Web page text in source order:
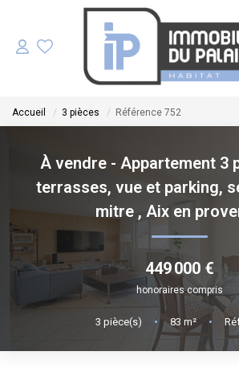
ACHETER
LOUER
ESTIMER
NOS AGENCES
NOTRE ÉQUIPE
Accueil 3 pièces Référence 752
À vendre - Appartement 3
terrasses, vue et parking,
mitre , Aix en
449 000 €
honoraires compris
3 pièce(s) • 83 m² •